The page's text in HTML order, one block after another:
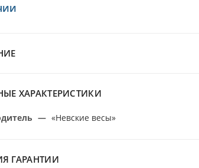
ХАРАКТЕРИСТИКИ
— «Невские весы»
ГАРАНТИИ